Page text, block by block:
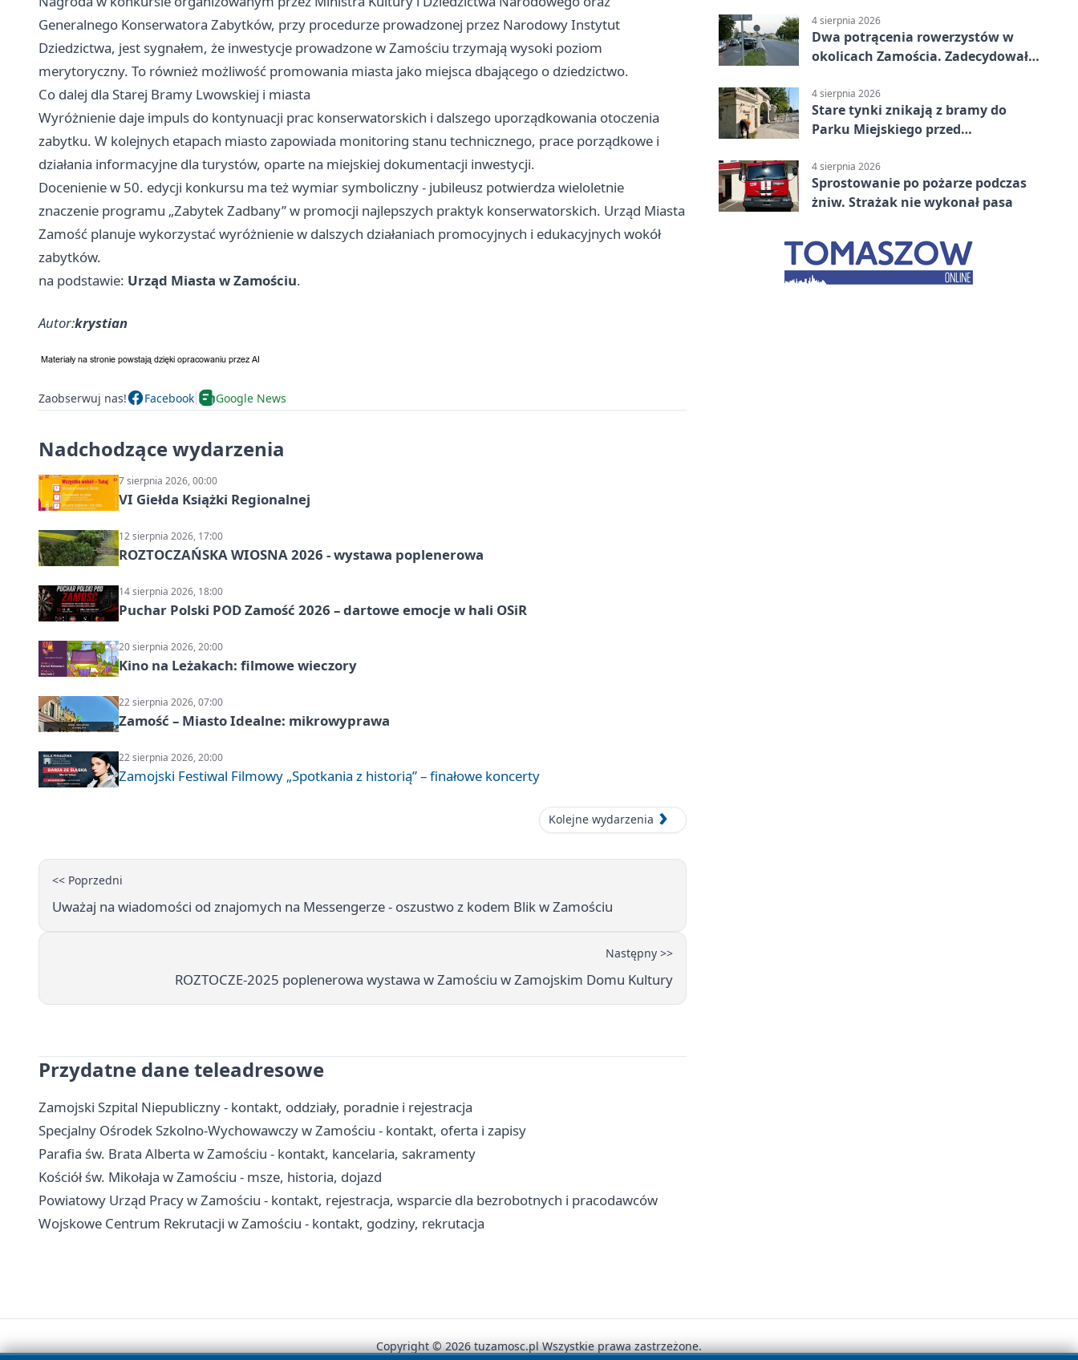
Generalnego Konserwatora Zabytków, przy procedurze prowadzonej przez Narodowy Instytut
Dziedzictwa, jest sygnałem, że inwestycje prowadzone w Zamościu trzymają wysoki poziom
merytoryczny. To również możliwość promowania miasta jako miejsca dbającego o dziedzictwo.
Co dalej dla Starej Bramy Lwowskiej i miasta
Wyróżnienie daje impuls do kontynuacji prac konserwatorskich i dalszego uporządkowania otoczenia
zabytku. W kolejnych etapach miasto zapowiada monitoring stanu technicznego, prace porządkowe i
działania informacyjne dla turystów, oparte na miejskiej dokumentacji inwestycji.
Docenienie w 50. edycji konkursu ma też wymiar symboliczny - jubileusz potwierdza wieloletnie
znaczenie programu „Zabytek Zadbany” w promocji najlepszych praktyk konserwatorskich. Urząd Miasta
Zamość planuje wykorzystać wyróżnienie w dalszych działaniach promocyjnych i edukacyjnych wokół
zabytków.
na podstawie: Urząd Miasta w Zamościu.
Autor:krystian
Zaobserwuj nas! Facebook Google News
Nadchodzące wydarzenia
7 sierpnia 2026, 00:00
VI Giełda Książki Regionalnej
12 sierpnia 2026, 17:00
ROZTOCZAŃSKA WIOSNA 2026 - wystawa poplenerowa
14 sierpnia 2026, 18:00
Puchar Polski POD Zamość 2026 – dartowe emocje w hali OSiR
20 sierpnia 2026, 20:00
Kino na Leżakach: filmowe wieczory
22 sierpnia 2026, 07:00
Zamość – Miasto Idealne: mikrowyprawa
22 sierpnia 2026, 20:00
Zamojski Festiwal Filmowy „Spotkania z historią” – finałowe koncerty
Kolejne wydarzenia
<< Poprzedni
Uważaj na wiadomości od znajomych na Messengerze - oszustwo z kodem Blik w Zamościu
Następny >>
ROZTOCZE-2025 poplenerowa wystawa w Zamościu w Zamojskim Domu Kultury
Przydatne dane teleadresowe
Zamojski Szpital Niepubliczny - kontakt, oddziały, poradnie i rejestracja
Specjalny Ośrodek Szkolno-Wychowawczy w Zamościu - kontakt, oferta i zapisy
Parafia św. Brata Alberta w Zamościu - kontakt, kancelaria, sakramenty
Kościół św. Mikołaja w Zamościu - msze, historia, dojazd
Powiatowy Urząd Pracy w Zamościu - kontakt, rejestracja, wsparcie dla bezrobotnych i pracodawców
Wojskowe Centrum Rekrutacji w Zamościu - kontakt, godziny, rekrutacja
4 sierpnia 2026
Dwa potrącenia rowerzystów w
okolicach Zamościa. Zadecydowało
4 sierpnia 2026
Stare tynki znikają z bramy do
Parku Miejskiego przed
4 sierpnia 2026
Sprostowanie po pożarze podczas
żniw. Strażak nie wykonał pasa
Copyright © 2026 tuzamosc.pl Wszystkie prawa zastrzeżone.